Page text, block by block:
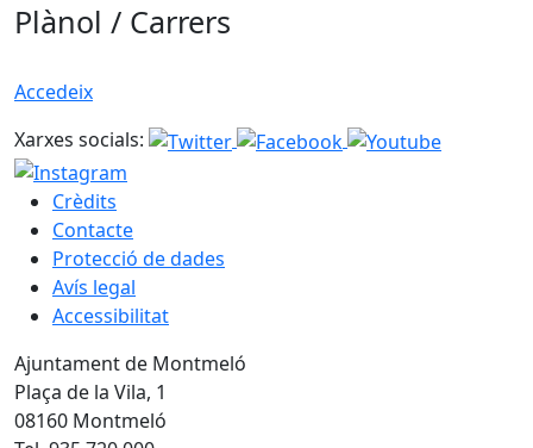
Plànol / Carrers
Accedeix
Xarxes socials:
Crèdits
Contacte
Protecció de dades
Avís legal
Accessibilitat
Ajuntament de Montmeló
Plaça de la Vila, 1
08160 Montmeló